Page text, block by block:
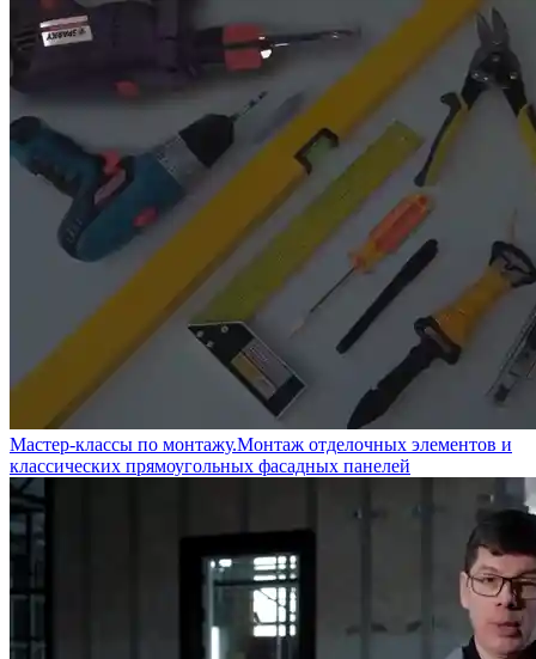
Мастер-классы по монтажу.Монтаж отделочных элементов и
классических прямоугольных фасадных панелей